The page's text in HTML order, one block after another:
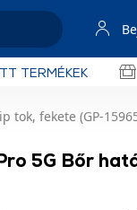
TERMÉKEK
tok, fekete (GP-
5G Bőr